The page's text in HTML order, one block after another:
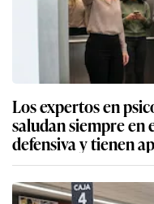
Los expertos en
saludan siempre en
defensiva y tienen